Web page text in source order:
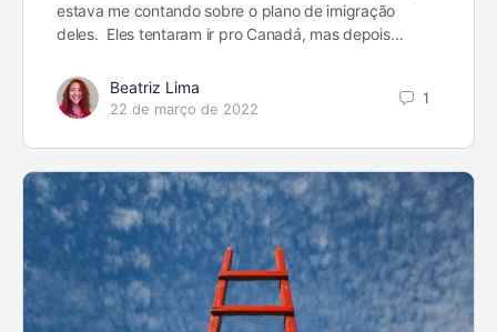
estava me contando sobre o plano de imigração
deles. Eles tentaram ir pro Canadá, mas depois…
Beatriz Lima
22 de março de 2022
1